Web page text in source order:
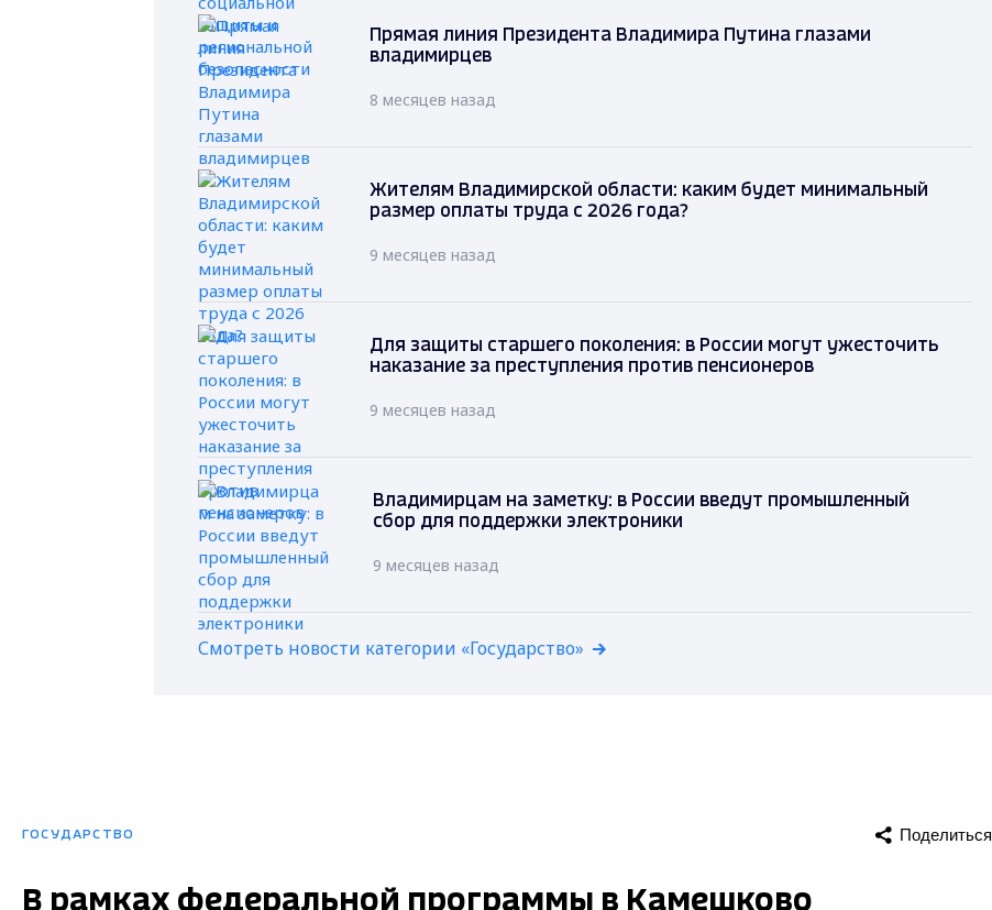
Прямая линия Президента Владимира Путина глазами
владимирцев
8 месяцев назад
Жителям Владимирской области: каким будет минимальный
размер оплаты труда с 2026 года?
9 месяцев назад
Для защиты старшего поколения: в России могут ужесточить
наказание за преступления против пенсионеров
9 месяцев назад
Владимирцам на заметку: в России введут промышленный
сбор для поддержки электроники
9 месяцев назад
Смотреть новости категории «Государство»
ГОСУДАРСТВО Поделиться
В рамках федеральной программы в Камешково